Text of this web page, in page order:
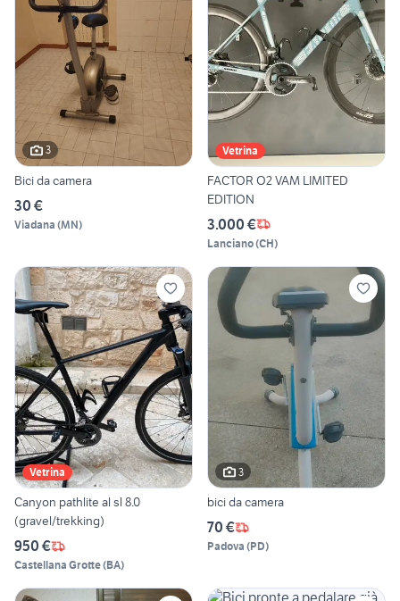
3
Bici da camera
30 €
Viadana (MN)
Vetrina
FACTOR O2 VAM LIMITED
EDITION
3.000 €
Lanciano(CH)
Vetrina
Canyon pathlite al sl 8.0
(gravel/trekking)
950 €
Castellana Grotte(BA)
3
bici da camera
70 €
Padova (PD)